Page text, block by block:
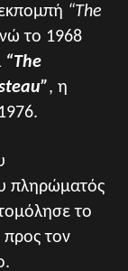
“The
το 1968
“The
, η
πληρώματός
το
τον